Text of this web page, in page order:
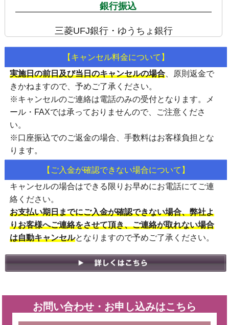
銀行振込
三菱UFJ銀行・ゆうちょ銀行
【キャンセル料金について】
実施日の前日及び当日のキャンセルの場合
原則返金で
きかねますので、予めご了承ください。
※キャンセルのご連絡は電話のみの受付となります。メ
ール・FAXでは承っておりませんので、ご注意くださ
い。
※口座振込でのご返金の場合、手数料はお客様負担とな
ります。
【ご入金が確認できない場合について】
キャンセルの場合はできる限りお早めにお電話にてご連
絡ください。
お支払い期日までにご入金が確認できない場合、弊社よ
りお客様へご連絡をさせて頂き、ご連絡が取れない場合
は自動キャンセルとなりますので予めご了承ください。
お問い合わせ・お申し込みはこちら